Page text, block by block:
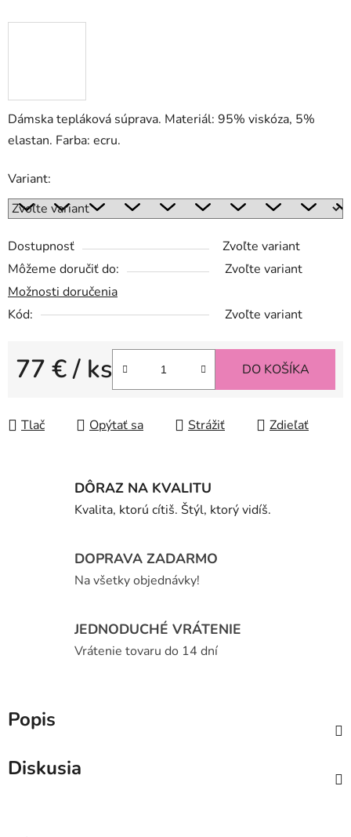
Dámska tepláková súprava. Materiál: 95% viskóza, 5%
elastan. Farba: ecru.
Variant:
Dostupnosť
Zvoľte variant
Môžeme doručiť do:
Zvoľte variant
Možnosti doručenia
Kód:
Zvoľte variant
77 €/ ks DO KOŠÍKA
Tlač Opýtať sa Strážiť Zdieľať
DÔRAZ NA KVALITU
Kvalita, ktorú cítiš. Štýl, ktorý vidíš.
DOPRAVA ZADARMO
Na všetky objednávky!
JEDNODUCHÉ VRÁTENIE
Vrátenie tovaru do 14 dní
Popis
Diskusia